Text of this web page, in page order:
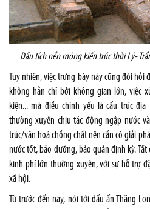
Dấu tích nền móng kiến trúc thời Lý-
Tuy nhiên, việc trưng bày này cũng đòi hỏi
không hẳn chỉ bởi không gian lớn, việc
kiện... mà điều chính yếu là cấu trúc
thường xuyên chịu tác động ngập nước
trúc/văn hoá chồng chất nên cần có giải
nước tốt, bảo dưỡng, bảo quản định kỳ.
kinh phí lớn thường xuyên, với sự hỗ trợ
xã hội.
Từ trước đến nay, nói tới dấu ấn Thăng